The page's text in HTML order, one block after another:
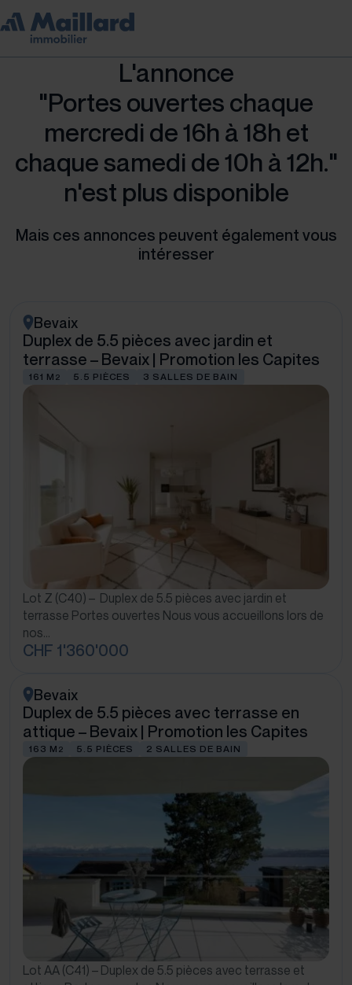
L'annonce
"Portes ouvertes chaque
mercredi de 16h à 18h et
chaque samedi de 10h à 12h."
n'est plus disponible
Mais ces annonces peuvent également vous
intéresser
Bevaix
Duplex de 5.5 pièces avec jardin et
terrasse – Bevaix | Promotion les Capites
161 M 2 5.5 PIÈCES 3 SALLES DE BAIN
Lot Z (C40) – Duplex de 5.5 pièces avec jardin et
terrasse Portes ouvertes Nous vous accueillons lors de
nos…
CHF 1'360'000
Bevaix
Duplex de 5.5 pièces avec terrasse en
attique – Bevaix | Promotion les Capites
163 M 2 5.5 PIÈCES 2 SALLES DE BAIN
Lot AA (C41) – Duplex de 5.5 pièces avec terrasse et